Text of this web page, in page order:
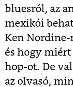
bluesról, az
mexikói
Ken Nordine-
és hogy
hop-ot. De
az olvasó,